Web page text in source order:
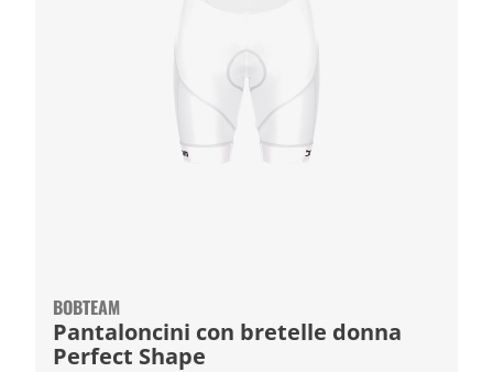
BOBTEAM
Pantaloncini con bretelle donna
Perfect Shape